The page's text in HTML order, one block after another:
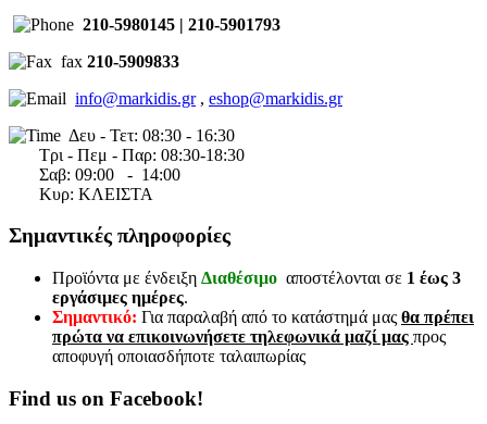
210-5980145 | 210-5901793
fax 210-5909833
info@markidis.gr, eshop@markidis.gr
Δευ - Τετ: 08:30 - 16:30
Τρι - Πεμ - Παρ: 08:30-18:30
Σαβ: 09:00 - 14:00
Κυρ: ΚΛΕΙΣΤΑ
Σημαντικές πληροφορίες
Προϊόντα με ένδειξη Διαθέσιμο αποστέλονται σε 1 έως 3
εργάσιμες ημέρες.
Σημαντικό: Για παραλαβή από το κατάστημά μας θα πρέπει
πρώτα να επικοινωνήσετε τηλεφωνικά μαζί μας προς
αποφυγή οποιασδήποτε ταλαιπωρίας
Find us on Facebook!